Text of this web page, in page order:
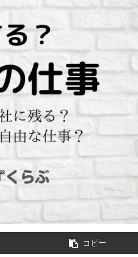
コピー